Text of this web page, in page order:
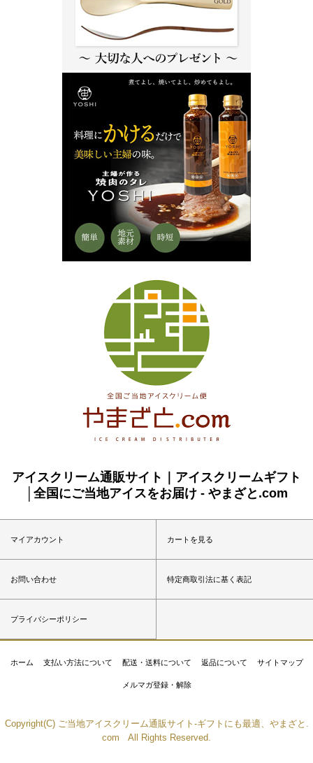
アイスクリーム通販サイト｜アイスクリームギフト
│全国にご当地アイスをお届け - やまざと.com
マイアカウント カートを見る
お問い合わせ 特定商取引法に基く表記
プライバシーポリシー
ホーム 支払い方法について 配送・送料について 返品について サイトマップ
メルマガ登録・解除
Copyright(C) ご当地アイスクリーム通販サイト-ギフトにも最適、やまざと.
com All Rights Reserved.